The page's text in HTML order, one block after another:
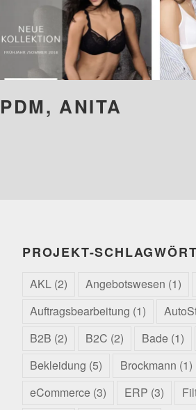
PDM, ANITA
PROJEKT-
AKL (2) Angebotswesen (1)
Auftragsbearbeitung (1)
B2B (2) B2C (2) Bade (1)
Bekleidung (5) Brockmann (1)
eCommerce (3) ERP (3)